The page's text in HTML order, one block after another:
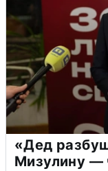
«Дед
Мизулину —